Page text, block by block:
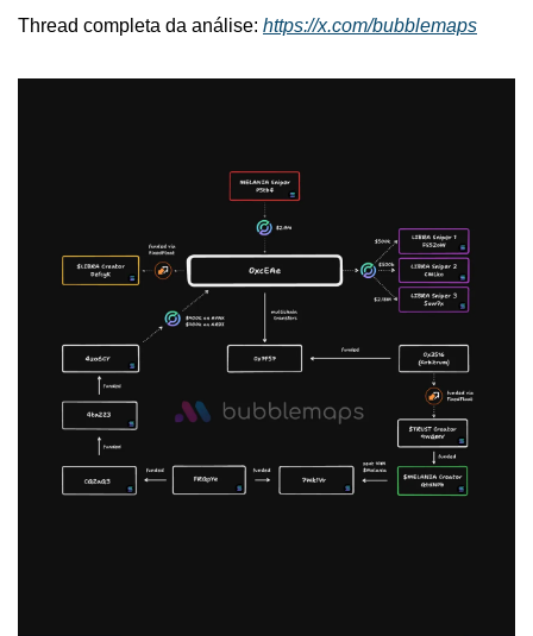
Thread completa da análise: https://x.com/bubblemaps